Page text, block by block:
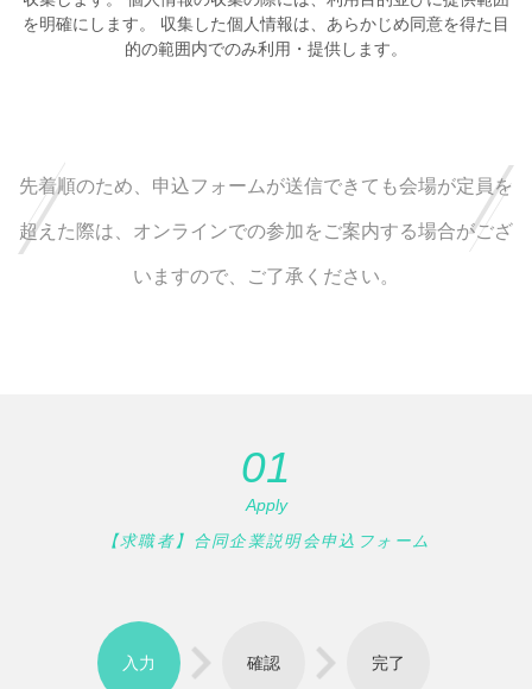
を明確にします。 収集した個人情報は、あらかじめ同意を得た目
的の範囲内でのみ利用・提供します。
先着順のため、申込フォームが送信できても会場が定員を
超えた際は、オンラインでの参加をご案内する場合がござ
いますので、ご了承ください。
01
Apply
【求職者】合同企業説明会申込フォーム
入力 確認 完了